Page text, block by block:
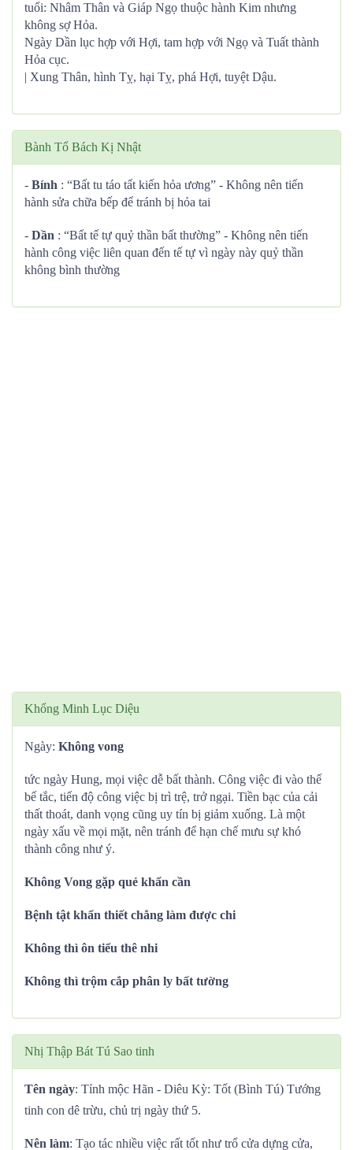
tuổi: Nhâm Thân và Giáp Ngọ thuộc hành Kim nhưng
không sợ Hỏa.
Ngày Dần lục hợp với Hợi, tam hợp với Ngọ và Tuất thành
Hỏa cục.
| Xung Thân, hình Tỵ, hại Tỵ, phá Hợi, tuyệt Dậu.
Bành Tổ Bách Kị Nhật
- Bính : “Bất tu táo tất kiến hỏa ương” - Không nên tiến
hành sửa chữa bếp để tránh bị hỏa tai
- Dần : “Bất tế tự quỷ thần bất thường” - Không nên tiến
hành công việc liên quan đến tế tự vì ngày này quỷ thần
không bình thường
Khổng Minh Lục Diệu
Ngày: Không vong
tức ngày Hung, mọi việc dễ bất thành. Công việc đi vào thế
bế tắc, tiến độ công việc bị trì trệ, trở ngại. Tiền bạc của cải
thất thoát, danh vọng cũng uy tín bị giảm xuống. Là một
ngày xấu về mọi mặt, nên tránh để hạn chế mưu sự khó
thành công như ý.
Không Vong gặp quẻ khẩn cần
Bệnh tật khẩn thiết chẳng làm được chi
Không thì ôn tiểu thê nhi
Không thì trộm cắp phân ly bất tường
Nhị Thập Bát Tú Sao tinh
Tên ngày: Tỉnh mộc Hãn - Diêu Kỳ: Tốt (Bình Tú) Tướng
tinh con dê trừu, chủ trị ngày thứ 5.
Nên làm: Tạo tác nhiều việc rất tốt như trổ cửa dựng cửa,